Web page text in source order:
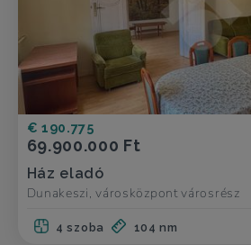
€ 190.775
69.900.000 Ft
Ház eladó
Dunakeszi, városközpont városrész
4 szoba 104 nm